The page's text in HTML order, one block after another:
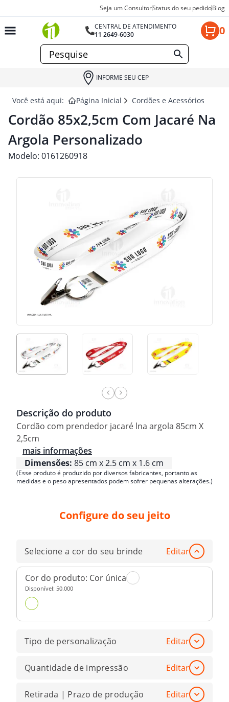
Seja um ConsultorStatus do seu pedidoBlog
CENTRAL DE ATENDIMENTO
11 2649-6030
0
INFORME SEU CEP
Você está aqui: Página Inicial Cordões e Acessórios de
Cordão 85x2,5cm Com Jacaré Na
Argola Personalizado
Modelo: 0161260918
Descrição do produto
Cordão com prendedor jacaré lna argola 85cm X
2,5cm
mais informações
Dimensões: 85 cm x 2.5 cm x 1.6 cm
(Esse produto é produzido por diversos fabricantes, portanto as
medidas e o peso apresentados podem sofrer pequenas alterações.)
Configure do seu jeito
Selecione a cor do seu brinde Editar
Cor do produto: Cor única
Disponível: 50.000
Tipo de personalização Editar
Quantidade de impressão Editar
Retirada | Prazo de produção Editar